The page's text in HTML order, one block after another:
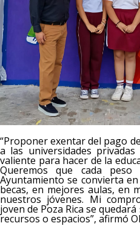
“Proponer exentar del pago
a las universidades
valiente para hacer de la
Queremos que cada
Ayuntamiento se convierta
becas, en mejores aulas, en
nuestros jóvenes. Mi
joven de Poza Rica se
recursos o espacios”, afirmó